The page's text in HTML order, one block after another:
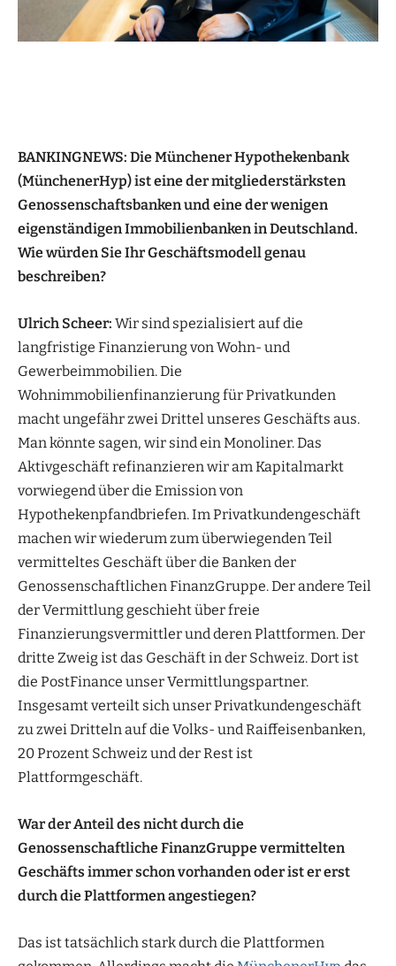
BANKINGNEWS: Die Münchener Hypothekenbank
(MünchenerHyp) ist eine der mitgliederstärksten
Genossenschaftsbanken und eine der wenigen
eigenständigen Immobilienbanken in Deutschland.
Wie würden Sie Ihr Geschäftsmodell genau
beschreiben?
Ulrich Scheer: Wir sind spezialisiert auf die
langfristige Finanzierung von Wohn- und
Gewerbeimmobilien. Die
Wohnimmobilienfinanzierung für Privatkunden
macht ungefähr zwei Drittel unseres Geschäfts aus.
Man könnte sagen, wir sind ein Monoliner. Das
Aktivgeschäft refinanzieren wir am Kapitalmarkt
vorwiegend über die Emission von
Hypothekenpfandbriefen. Im Privatkundengeschäft
machen wir wiederum zum überwiegenden Teil
vermitteltes Geschäft über die Banken der
Genossenschaftlichen FinanzGruppe. Der andere Teil
der Vermittlung geschieht über freie
Finanzierungsvermittler und deren Plattformen. Der
dritte Zweig ist das Geschäft in der Schweiz. Dort ist
die PostFinance unser Vermittlungspartner.
Insgesamt verteilt sich unser Privatkundengeschäft
zu zwei Dritteln auf die Volks- und Raiffeisenbanken,
20 Prozent Schweiz und der Rest ist
Plattformgeschäft.
War der Anteil des nicht durch die
Genossenschaftliche FinanzGruppe vermittelten
Geschäfts immer schon vorhanden oder ist er erst
durch die Plattformen angestiegen?
Das ist tatsächlich stark durch die Plattformen